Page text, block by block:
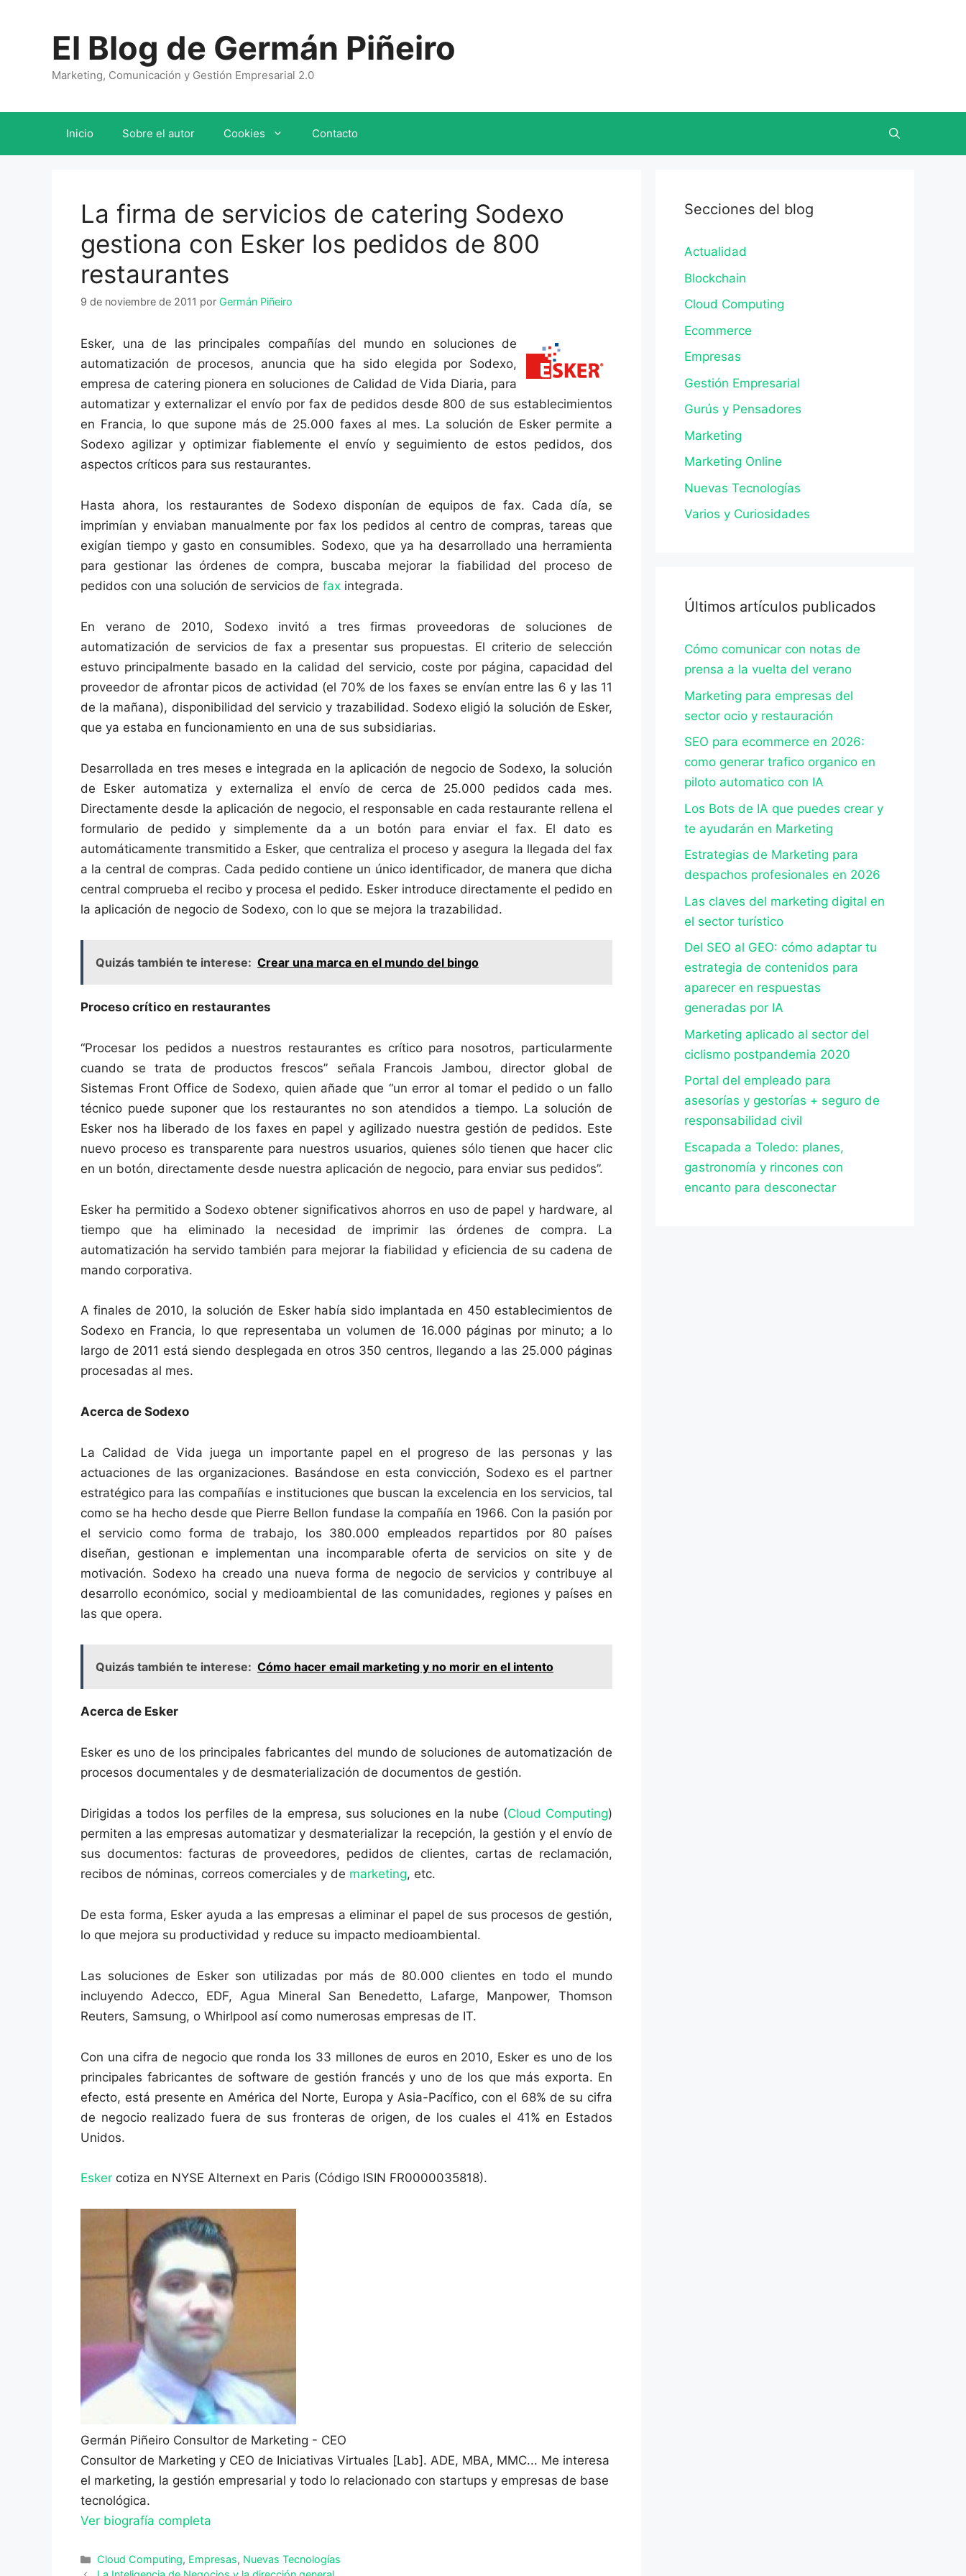
El Blog de Germán Piñeiro
Marketing, Comunicación y Gestión Empresarial 2.0
Inicio Sobre el autor Cookies Contacto
La firma de servicios de catering Sodexo
gestiona con Esker los pedidos de 800
restaurantes
9 de noviembre de 2011 por Germán Piñeiro
Esker, una de las principales compañías del mundo en soluciones de
automatización de procesos, anuncia que ha sido elegida por Sodexo,
empresa de catering pionera en soluciones de Calidad de Vida Diaria, para
automatizar y externalizar el envío por fax de pedidos desde 800 de sus establecimientos
en Francia, lo que supone más de 25.000 faxes al mes. La solución de Esker permite a
Sodexo agilizar y optimizar fiablemente el envío y seguimiento de estos pedidos, dos
aspectos críticos para sus restaurantes.
Hasta ahora, los restaurantes de Sodexo disponían de equipos de fax. Cada día, se
imprimían y enviaban manualmente por fax los pedidos al centro de compras, tareas que
exigían tiempo y gasto en consumibles. Sodexo, que ya ha desarrollado una herramienta
para gestionar las órdenes de compra, buscaba mejorar la fiabilidad del proceso de
pedidos con una solución de servicios de fax integrada.
En verano de 2010, Sodexo invitó a tres firmas proveedoras de soluciones de
automatización de servicios de fax a presentar sus propuestas. El criterio de selección
estuvo principalmente basado en la calidad del servicio, coste por página, capacidad del
proveedor de afrontar picos de actividad (el 70% de los faxes se envían entre las 6 y las 11
de la mañana), disponibilidad del servicio y trazabilidad. Sodexo eligió la solución de Esker,
que ya estaba en funcionamiento en una de sus subsidiarias.
Desarrollada en tres meses e integrada en la aplicación de negocio de Sodexo, la solución
de Esker automatiza y externaliza el envío de cerca de 25.000 pedidos cada mes.
Directamente desde la aplicación de negocio, el responsable en cada restaurante rellena el
formulario de pedido y simplemente da a un botón para enviar el fax. El dato es
automáticamente transmitido a Esker, que centraliza el proceso y asegura la llegada del fax
a la central de compras. Cada pedido contiene un único identificador, de manera que dicha
central comprueba el recibo y procesa el pedido. Esker introduce directamente el pedido en
la aplicación de negocio de Sodexo, con lo que se mejora la trazabilidad.
Quizás también te interese: Crear una marca en el mundo del bingo
Proceso crítico en restaurantes
“Procesar los pedidos a nuestros restaurantes es crítico para nosotros, particularmente
cuando se trata de productos frescos” señala Francois Jambou, director global de
Sistemas Front Office de Sodexo, quien añade que “un error al tomar el pedido o un fallo
técnico puede suponer que los restaurantes no son atendidos a tiempo. La solución de
Esker nos ha liberado de los faxes en papel y agilizado nuestra gestión de pedidos. Este
nuevo proceso es transparente para nuestros usuarios, quienes sólo tienen que hacer clic
en un botón, directamente desde nuestra aplicación de negocio, para enviar sus pedidos”.
Esker ha permitido a Sodexo obtener significativos ahorros en uso de papel y hardware, al
tiempo que ha eliminado la necesidad de imprimir las órdenes de compra. La
automatización ha servido también para mejorar la fiabilidad y eficiencia de su cadena de
mando corporativa.
A finales de 2010, la solución de Esker había sido implantada en 450 establecimientos de
Sodexo en Francia, lo que representaba un volumen de 16.000 páginas por minuto; a lo
largo de 2011 está siendo desplegada en otros 350 centros, llegando a las 25.000 páginas
procesadas al mes.
Acerca de Sodexo
La Calidad de Vida juega un importante papel en el progreso de las personas y las
actuaciones de las organizaciones. Basándose en esta convicción, Sodexo es el partner
estratégico para las compañías e instituciones que buscan la excelencia en los servicios, tal
como se ha hecho desde que Pierre Bellon fundase la compañía en 1966. Con la pasión por
el servicio como forma de trabajo, los 380.000 empleados repartidos por 80 países
diseñan, gestionan e implementan una incomparable oferta de servicios on site y de
motivación. Sodexo ha creado una nueva forma de negocio de servicios y contribuye al
desarrollo económico, social y medioambiental de las comunidades, regiones y países en
las que opera.
Quizás también te interese: Cómo hacer email marketing y no morir en el intento
Acerca de Esker
Esker es uno de los principales fabricantes del mundo de soluciones de automatización de
procesos documentales y de desmaterialización de documentos de gestión.
Dirigidas a todos los perfiles de la empresa, sus soluciones en la nube (Cloud Computing)
permiten a las empresas automatizar y desmaterializar la recepción, la gestión y el envío de
sus documentos: facturas de proveedores, pedidos de clientes, cartas de reclamación,
recibos de nóminas, correos comerciales y de marketing, etc.
De esta forma, Esker ayuda a las empresas a eliminar el papel de sus procesos de gestión,
lo que mejora su productividad y reduce su impacto medioambiental.
Las soluciones de Esker son utilizadas por más de 80.000 clientes en todo el mundo
incluyendo Adecco, EDF, Agua Mineral San Benedetto, Lafarge, Manpower, Thomson
Reuters, Samsung, o Whirlpool así como numerosas empresas de IT.
Con una cifra de negocio que ronda los 33 millones de euros en 2010, Esker es uno de los
principales fabricantes de software de gestión francés y uno de los que más exporta. En
efecto, está presente en América del Norte, Europa y Asia-Pacífico, con el 68% de su cifra
de negocio realizado fuera de sus fronteras de origen, de los cuales el 41% en Estados
Unidos.
Esker cotiza en NYSE Alternext en Paris (Código ISIN FR0000035818).
Germán Piñeiro Consultor de Marketing - CEO
Consultor de Marketing y CEO de Iniciativas Virtuales [Lab]. ADE, MBA, MMC... Me interesa
el marketing, la gestión empresarial y todo lo relacionado con startups y empresas de base
tecnológica.
Ver biografía completa
Categorías
Cloud Computing, Empresas, Nuevas Tecnologías
Secciones del blog
Actualidad
Blockchain
Cloud Computing
Ecommerce
Empresas
Gestión Empresarial
Gurús y Pensadores
Marketing
Marketing Online
Nuevas Tecnologías
Varios y Curiosidades
Últimos artículos publicados
Cómo comunicar con notas de
prensa a la vuelta del verano
Marketing para empresas del
sector ocio y restauración
SEO para ecommerce en 2026:
como generar trafico organico en
piloto automatico con IA
Los Bots de IA que puedes crear y
te ayudarán en Marketing
Estrategias de Marketing para
despachos profesionales en 2026
Las claves del marketing digital en
el sector turístico
Del SEO al GEO: cómo adaptar tu
estrategia de contenidos para
aparecer en respuestas
generadas por IA
Marketing aplicado al sector del
ciclismo postpandemia 2020
Portal del empleado para
asesorías y gestorías + seguro de
responsabilidad civil
Escapada a Toledo: planes,
gastronomía y rincones con
encanto para desconectar